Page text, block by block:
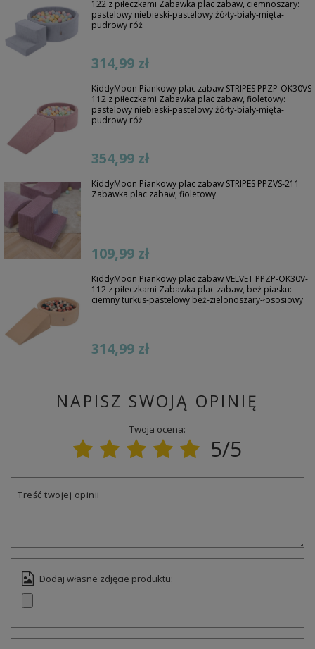
122 z piłeczkami Zabawka plac zabaw, ciemnoszary:
pastelowy niebieski-pastelowy żółty-biały-mięta-
pudrowy róż
314,99 zł
KiddyMoon Piankowy plac zabaw STRIPES PPZP-OK30VS-
112 z piłeczkami Zabawka plac zabaw, fioletowy:
pastelowy niebieski-pastelowy żółty-biały-mięta-
pudrowy róż
354,99 zł
KiddyMoon Piankowy plac zabaw STRIPES PPZVS-211
Zabawka plac zabaw, fioletowy
109,99 zł
KiddyMoon Piankowy plac zabaw VELVET PPZP-OK30V-
112 z piłeczkami Zabawka plac zabaw, beż piasku:
ciemny turkus-pastelowy beż-zielonoszary-łososiowy
314,99 zł
NAPISZ SWOJĄ OPINIĘ
Twoja ocena:
5/5
Treść twojej opinii
Dodaj własne zdjęcie produktu: